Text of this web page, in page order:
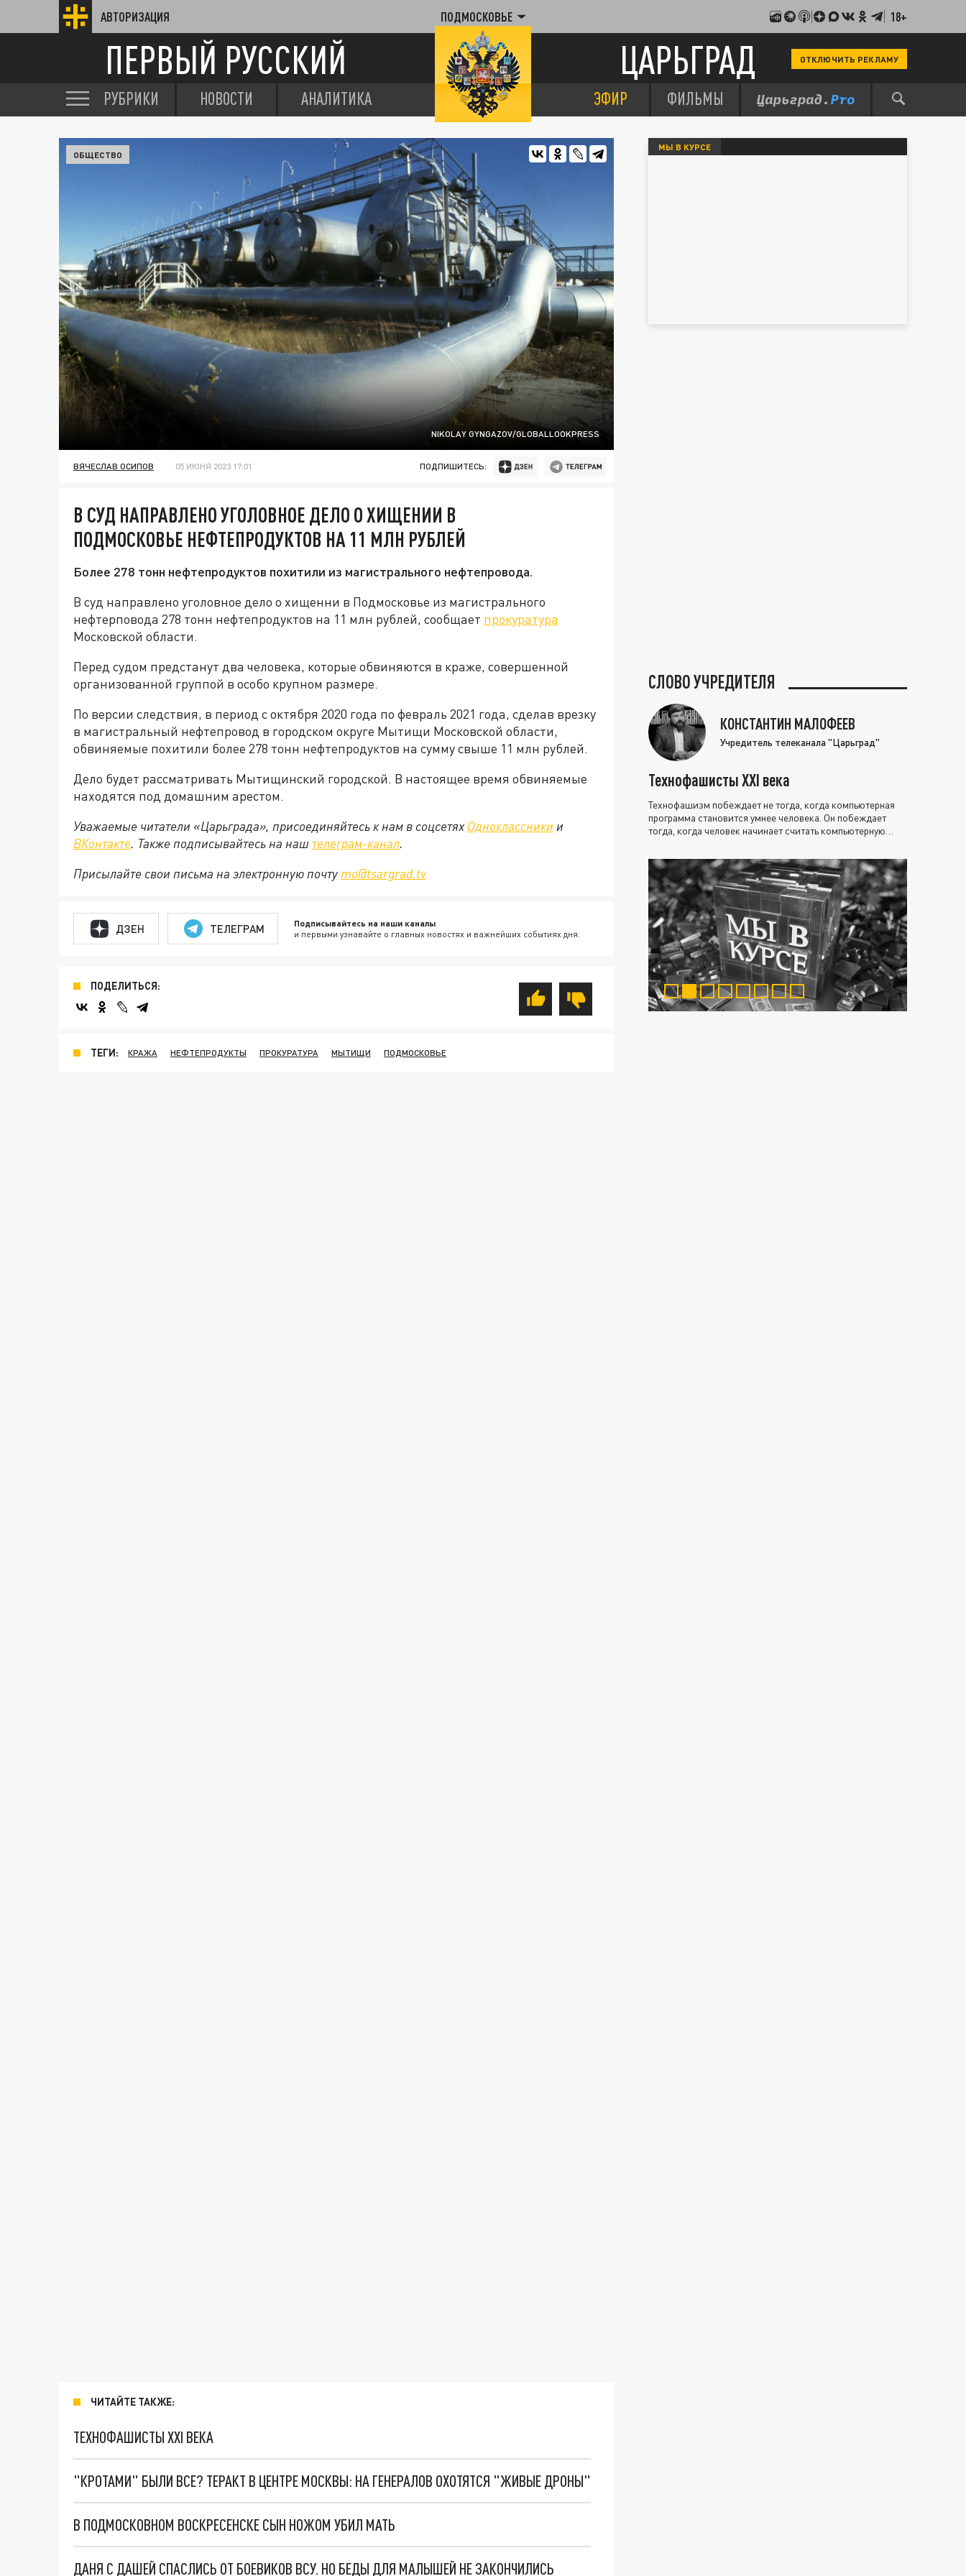
АВТОРИЗАЦИЯ ПОДМОСКОВЬЕ 18+
ПЕРВЫЙ РУССКИЙ ЦАРЬГРАД ОТКЛЮЧИТЬ РЕКЛАМУ
РУБРИКИ НОВОСТИ АНАЛИТИКА ЭФИР ФИЛЬМЫ
NIKOLAY GYNGAZOV/GLOBALLOOKPRESS
ОБЩЕСТВО
ВЯЧЕСЛАВ ОСИПОВ 05 ИЮНЯ 2023 17:01 ПОДПИШИТЕСЬ:
В СУД НАПРАВЛЕНО УГОЛОВНОЕ ДЕЛО О ХИЩЕНИИ В
ПОДМОСКОВЬЕ НЕФТЕПРОДУКТОВ НА 11 МЛН РУБЛЕЙ
Более 278 тонн нефтепродуктов похитили из магистрального нефтепровода.
В суд направлено уголовное дело о хищенни в Подмосковье из магистрального
нефтерповода 278 тонн нефтепродуктов на 11 млн рублей, сообщает прокуратура
Московской области.
Перед судом предстанут два человека, которые обвиняются в краже, совершенной
организованной группой в особо крупном размере.
По версии следствия, в период с октября 2020 года по февраль 2021 года, сделав врезку
в магистральный нефтепровод в городском округе Мытищи Московской области,
обвиняемые похитили более 278 тонн нефтепродуктов на сумму свыше 11 млн рублей.
Дело будет рассматривать Мытищинский городской. В настоящее время обвиняемые
находятся под домашним арестом.
Уважаемые читатели «Царьграда», присоединяйтесь к нам в соцсетях Одноклассники и
ВКонтакте. Также подписывайтесь на наш телеграм-канал.
Присылайте свои письма на электронную почту mo@tsargrad.tv
ДЗЕН ТЕЛЕГРАМ Подписывайтесь на наши каналы
и первыми узнавайте о главных новостях и важнейших событиях дня.
ПОДЕЛИТЬСЯ:
ТЕГИ: КРАЖА НЕФТЕПРОДУКТЫ ПРОКУРАТУРА МЫТИЩИ ПОДМОСКОВЬЕ
ЧИТАЙТЕ ТАКЖЕ:
ТЕХНОФАШИСТЫ XXI ВЕКА
"КРОТАМИ" БЫЛИ ВСЕ? ТЕРАКТ В ЦЕНТРЕ МОСКВЫ: НА ГЕНЕРАЛОВ ОХОТЯТСЯ "ЖИВЫЕ ДРОНЫ"
В ПОДМОСКОВНОМ ВОСКРЕСЕНСКЕ СЫН НОЖОМ УБИЛ МАТЬ
ДАНЯ С ДАШЕЙ СПАСЛИСЬ ОТ БОЕВИКОВ ВСУ. НО БЕДЫ ДЛЯ МАЛЫШЕЙ НЕ ЗАКОНЧИЛИСЬ
МЫ В КУРСЕ
СЛОВО УЧРЕДИТЕЛЯ
КОНСТАНТИН МАЛОФЕЕВ
Учредитель телеканала "Царьград"
Технофашисты XXI века
Технофашизм побеждает не тогда, когда компьютерная
программа становится умнее человека. Он побеждает
тогда, когда человек начинает считать компьютерную